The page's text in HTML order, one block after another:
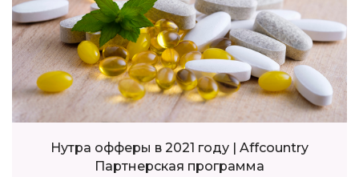
Нутра офферы в 2021 году | Affcountry
Партнерская программа